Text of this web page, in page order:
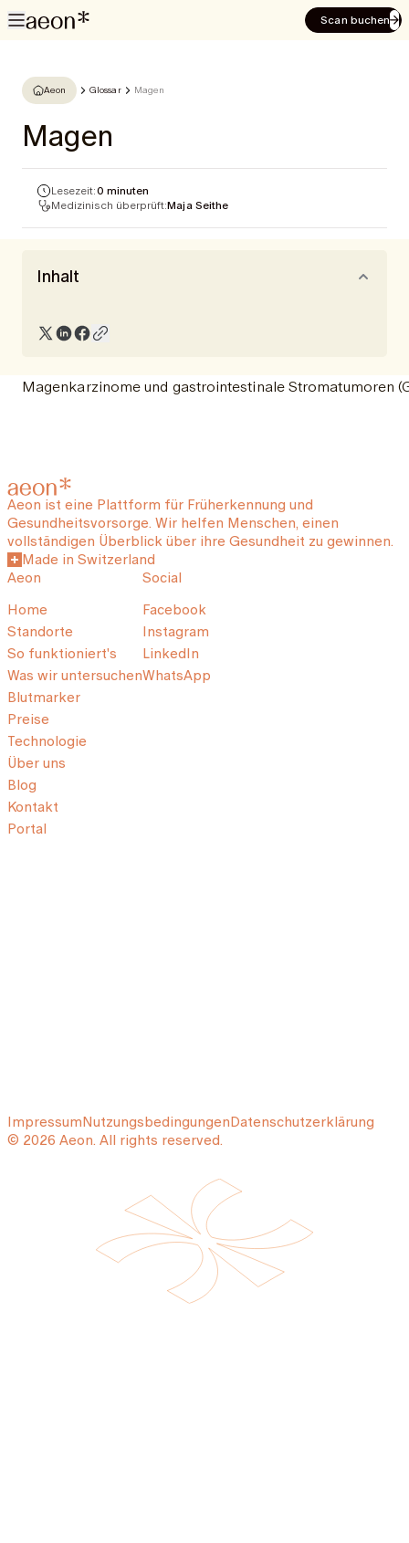
Scan buchen
Aeon Glossar Magen
Magen
Lesezeit:0 minuten
Medizinisch überprüft:Maja Seithe
Inhalt
Magenkarzinome und gastrointestinale Stromatumoren
Aeon ist eine Plattform für Früherkennung und
Gesundheitsvorsorge. Wir helfen Menschen, einen
vollständigen Überblick über ihre Gesundheit zu gewinnen.
Made in Switzerland
Aeon
Home
Standorte
So funktioniert's
Was wir untersuchen
Blutmarker
Preise
Technologie
Über uns
Blog
Kontakt
Portal
Social
Facebook
Instagram
LinkedIn
WhatsApp
ImpressumNutzungsbedingungenDatenschutzerklärung
© 2026 Aeon. All rights reserved.